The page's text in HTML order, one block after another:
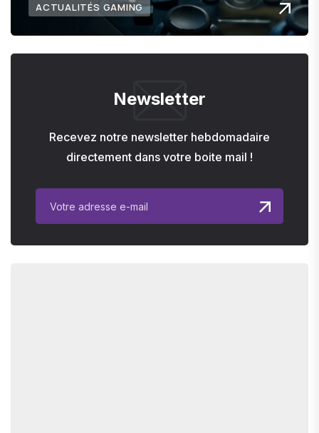
ACTUALITÉS GAMING
Newsletter
Recevez notre newsletter hebdomadaire
directement dans votre boite mail !